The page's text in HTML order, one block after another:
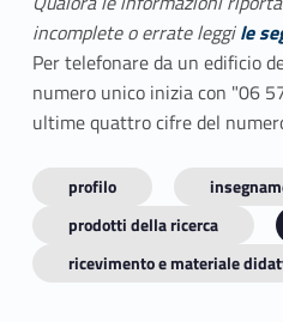
incomplete o errate leggile
Per telefonare da un edificio
numero unico inizia con "06
ultime quattro cifre del
profilo
prodotti della ricerca
ricevimento e materiale